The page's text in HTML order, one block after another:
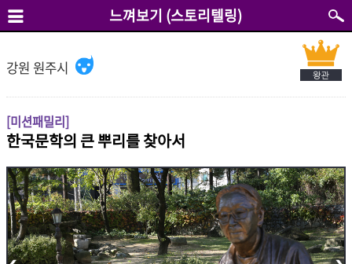
느껴보기 (스토리텔링)
강원 원주시
[미션패밀리]
한국문학의 큰 뿌리를 찾아서